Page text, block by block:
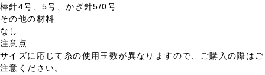
棒針4号、5号、かぎ針5/0号
その他の材料
なし
注意点
サイズに応じて糸の使用玉数が異なりますので、ご購入の際はご
注意ください。